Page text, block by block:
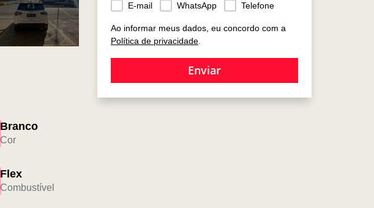
E-mail WhatsApp Telefone
Ao informar meus dados, eu concordo com a
Política de privacidade.
Enviar
Branco
Cor
Flex
Combustível